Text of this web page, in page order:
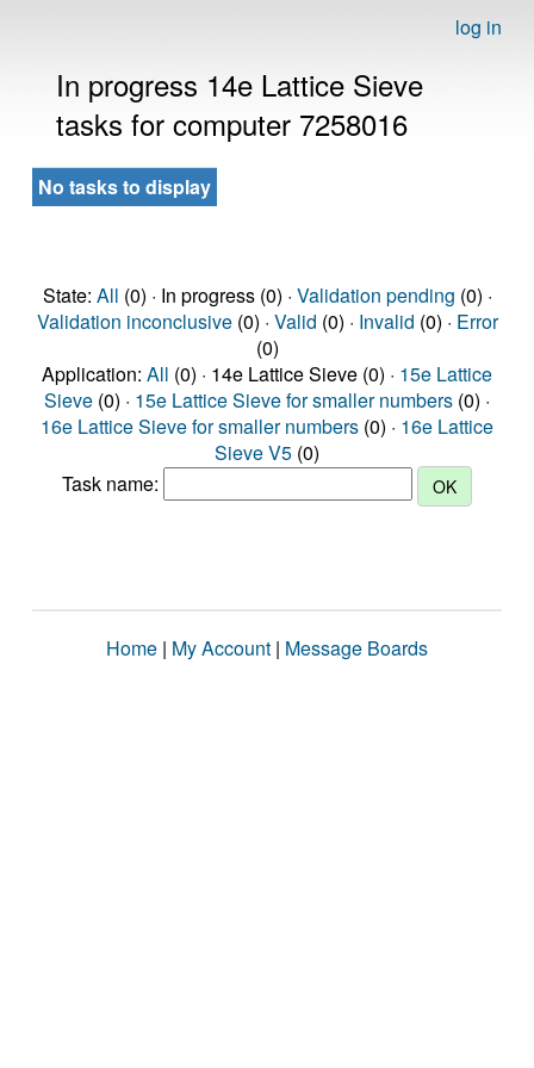
log in
In progress 14e Lattice Sieve
tasks for computer 7258016
No tasks to display
State: All (0) · In progress (0) · Validation pending (0) ·
Validation inconclusive(0) · Valid (0) · Invalid (0) · Error
(0)
Application: All (0) · 14e Lattice Sieve (0) · 15e Lattice
Sieve (0) · 15e Lattice Sieve for smaller numbers (0) ·
16e Lattice Sieve for smaller numbers (0) · 16e Lattice
Sieve V5 (0)
Task name:
Home | My Account | Message Boards